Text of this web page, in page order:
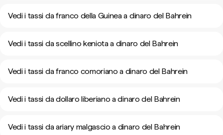
Vedi i tassi da franco della Guinea a dinaro del Bahrein
Vedi i tassi da scellino keniota a dinaro del Bahrein
Vedi i tassi da franco comoriano a dinaro del Bahrein
Vedi i tassi da dollaro liberiano a dinaro del Bahrein
Vedi i tassi da ariary malgascio a dinaro del Bahrein